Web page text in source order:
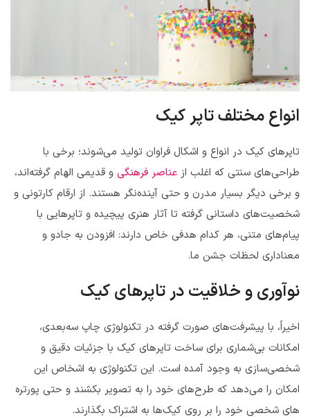
انواع مختلف تاپر کیک
تاپرهای کیک در انواع و اشکال فراوان تولید می‌شوند؛ برخی با
طراحی‌های سنتی که اغلب از عناصر فرهنگی و قدیمی الهام گرفته‌اند،
و برخی دیگر بسیار مدرن و حتی آینده‌نگر هستند. از ارقام کارتونی و
شخصیت‌های داستانی گرفته تا آثار هنری پیچیده و تاپرهایی با
پیام‌های متنی، هر کدام هدفی خاص دارند: افزودن به جادو و
معناداری لحظات جشن ما.
نوآوری و خلاقیت در تاپرهای کیک
اخیراً، با پیشرفت‌های صورت گرفته در تکنولوژی چاپ سه‌بعدی،
امکانات بی‌شماری برای ساخت تاپرهای کیک با جزئیات دقیق و
شخصی‌سازی به وجود آمده است. این تکنولوژی به اشخاص این
امکان را می‌دهد که طرح‌های خود را به تصویر بکشند و حتی پورتره‌
های شخصی خود را بر روی کیک‌ها به اشتراک بگذارند.